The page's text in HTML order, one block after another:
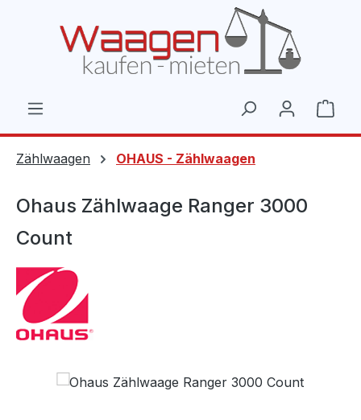
Zählwaagen OHAUS - Zählwaagen
Ohaus Zählwaage Ranger 3000
Count
Bildergalerie überspringen